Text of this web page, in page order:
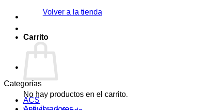
Volver a la tienda
Carrito
No hay productos en el carrito.
Categorías
ACS